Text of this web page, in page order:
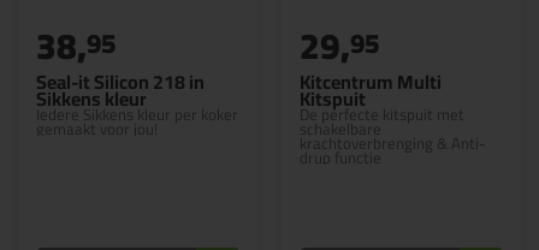
Seal-it Silicon 218 in
Sikkens kleur
Iedere Sikkens kleur per koker
gemaakt voor jou!
38,95
Kitcentrum Multi
Kitspuit
De perfecte kitspuit met
schakelbare
krachtoverbrenging & Anti-
drup functie
29,95